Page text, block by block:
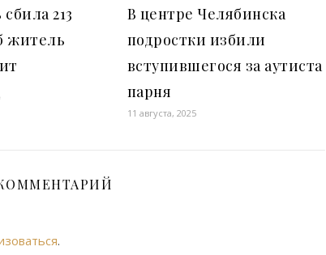
213
житель
В центре Челябинска
подростки избили
вступившегося за аутиста
парня
11 августа, 2025
.